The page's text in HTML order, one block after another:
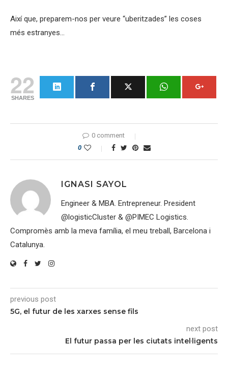
Així que, preparem-nos per veure “uberitzades” les coses
més estranyes…
22
SHARES
0 comment
0
IGNASI SAYOL
Engineer & MBA. Entrepreneur. President
@logisticCluster & @PIMEC Logistics.
Compromès amb la meva família, el meu treball, Barcelona i
Catalunya.
previous post
5G, el futur de les xarxes sense fils
next post
El futur passa per les ciutats intel·ligents